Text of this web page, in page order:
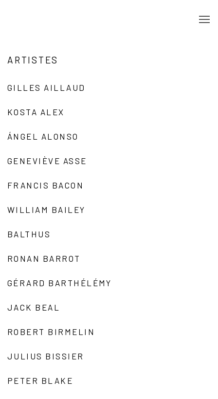
ARTISTES
GILLES AILLAUD
KOSTA ALEX
ÁNGEL ALONSO
GENEVIÈVE ASSE
FRANCIS BACON
WILLIAM BAILEY
BALTHUS
RONAN BARROT
GÉRARD BARTHÉLÉMY
JACK BEAL
ROBERT BIRMELIN
JULIUS BISSIER
PETER BLAKE